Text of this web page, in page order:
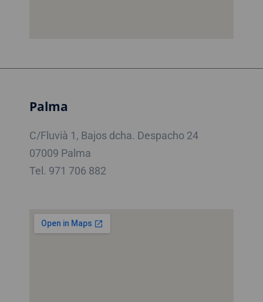
Palma
C/Fluvià 1, Bajos dcha. Despacho 24
07009 Palma
Tel. 971 706 882